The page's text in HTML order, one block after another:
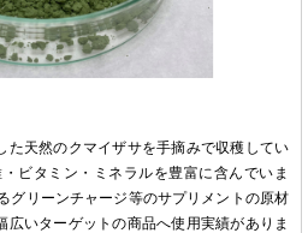
た天然のクマイザサを手摘みで収穫してい
ビタミン・ミネラルを豊富に含んでいま
グリーンチャージ等のサプリメントの原材
広いターゲットの商品へ使用実績がありま